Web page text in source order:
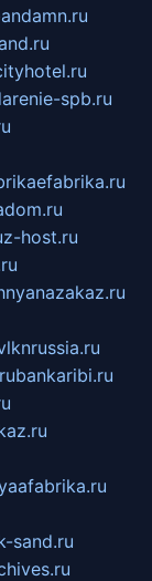
spb.ru
z-host.ru
bankaribi.ru
sand.ru